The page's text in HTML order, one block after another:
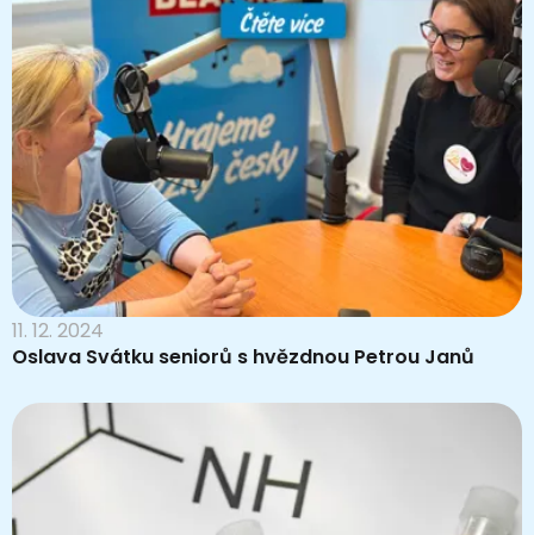
11. 12. 2024
Oslava Svátku seniorů s hvězdnou Petrou Janů